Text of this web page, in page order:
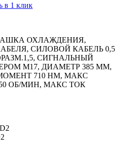
в 1 клик
ОХЛАЖДЕНИЯ,
СИЛОВОЙ КАБЕЛЬ 0,5
СИГНАЛЬНЫЙ
M17, ДИАМЕТР 385 ММ,
710 HM, МАКС
ОБ/МИН, МАКС ТОК